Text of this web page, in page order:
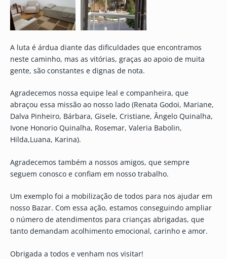
A luta é árdua diante das dificuldades que encontramos
neste caminho, mas as vitórias, graças ao apoio de muita
gente, são constantes e dignas de nota.
Agradecemos nossa equipe leal e companheira, que
abraçou essa missão ao nosso lado (Renata Godoi, Mariane,
Dalva Pinheiro, Bárbara, Gisele, Cristiane, Ângelo Quinalha,
Ivone Honorio Quinalha, Rosemar, Valeria Babolin,
Hilda,Luana, Karina).
Agradecemos também a nossos amigos, que sempre
seguem conosco e confiam em nosso trabalho.
Um exemplo foi a mobilização de todos para nos ajudar em
nosso Bazar. Com essa ação, estamos conseguindo ampliar
o número de atendimentos para crianças abrigadas, que
tanto demandam acolhimento emocional, carinho e amor.
Obrigada a todos e venham nos visitar!